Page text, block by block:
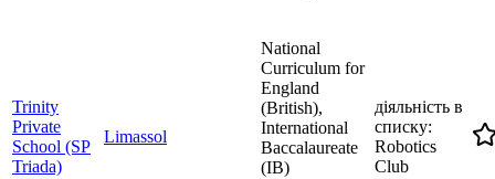
Trinity
Private
School (SP
Triada)
Limassol
National
Curriculum for
England
(British),
International
Baccalaureate
(IB)
діяльність в
списку:
Robotics
Club